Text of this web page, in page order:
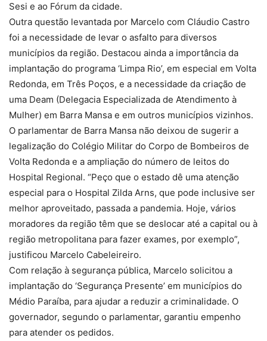
Sesi e ao Fórum da cidade.
Outra questão levantada por Marcelo com Cláudio Castro
foi a necessidade de levar o asfalto para diversos
municípios da região. Destacou ainda a importância da
implantação do programa ‘Limpa Rio’, em especial em Volta
Redonda, em Três Poços, e a necessidade da criação de
uma Deam (Delegacia Especializada de Atendimento à
Mulher) em Barra Mansa e em outros municípios vizinhos.
O parlamentar de Barra Mansa não deixou de sugerir a
legalização do Colégio Militar do Corpo de Bombeiros de
Volta Redonda e a ampliação do número de leitos do
Hospital Regional. “Peço que o estado dê uma atenção
especial para o Hospital Zilda Arns, que pode inclusive ser
melhor aproveitado, passada a pandemia. Hoje, vários
moradores da região têm que se deslocar até a capital ou à
região metropolitana para fazer exames, por exemplo”,
justificou Marcelo Cabeleireiro.
Com relação à segurança pública, Marcelo solicitou a
implantação do ‘Segurança Presente’ em municípios do
Médio Paraíba, para ajudar a reduzir a criminalidade. O
governador, segundo o parlamentar, garantiu empenho
para atender os pedidos.